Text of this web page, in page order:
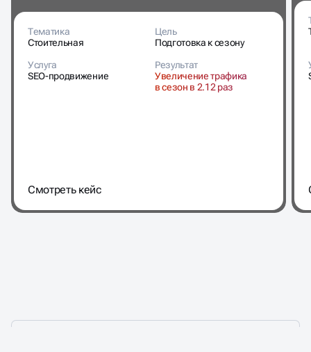
Тематика
Стоительная
Цель
Подготовка к сезону
Услуга
SEO-продвижение
Результат
Увеличение трафика
в сезон в 2.12 раз
Cмотреть кейс